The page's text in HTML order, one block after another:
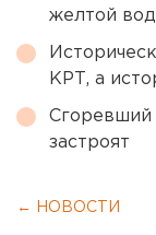
желтой
КРТ, а
Сгоревший
застроят
← НОВОСТИ